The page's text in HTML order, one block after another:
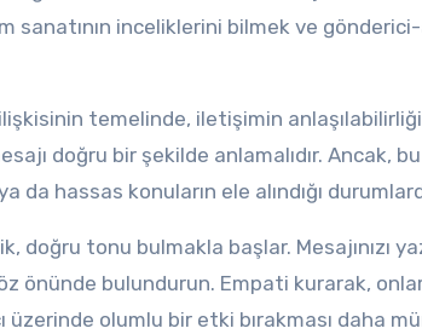
sanatının inceliklerini bilmek ve
ilişkisinin temelinde, iletişimin
doğru bir şekilde anlamalıdır. Ancak,
da hassas konuların ele alındığı
doğru tonu bulmakla başlar. Mesajınızı
önünde bulundurun. Empati kurarak,
üzerinde olumlu bir etki bırakması daha